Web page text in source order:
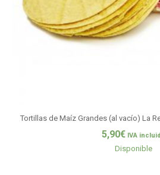
Tortillas de Maíz Grandes (al vacío) La
5,90€ IVA
Disponible